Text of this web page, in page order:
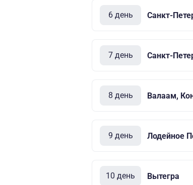
6 день Санкт-
7 день Санкт-
8 день Валаам,
9 день Лодейное
10 день Вытегра